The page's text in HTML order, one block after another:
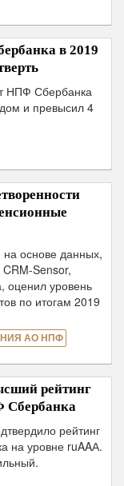
в 2019
НПФ Сбербанка
и превысил 4
основе данных,
Sensor,
оценил уровень
по итогам 2019
АО НПФ
рейтинг
Сбербанка
рейтинг
на уровне ruAAА.